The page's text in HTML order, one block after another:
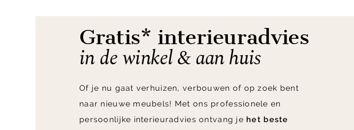
Gratis* interieuradvies
in de winkel & aan huis
Of je nu gaat verhuizen, verbouwen of op zoek bent
naar nieuwe meubels! Met ons professionele en
persoonlijke interieuradvies ontvang je het beste